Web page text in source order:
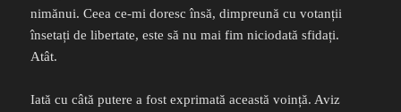
nimănui. Ceea ce-mi doresc însă, dimpreună cu votanții
însetați de libertate, este să nu mai fim niciodată sfidați.
Atât.
Iată cu câtă putere a fost exprimată această voință. Aviz